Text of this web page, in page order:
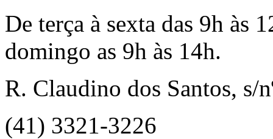
De terça à sexta das 9h às
domingo as 9h às 14h.
R. Claudino dos Santos, s/
(41) 3321-3226